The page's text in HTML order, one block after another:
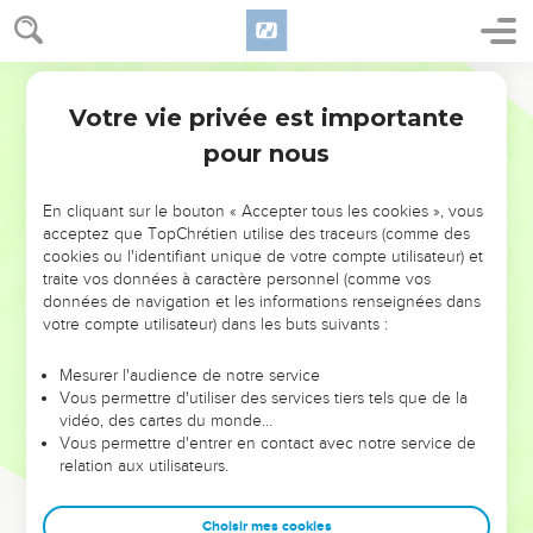
NE MANQUEZ PAS L’ÉVÉNEMENT
DE L’ANNÉE !
ET SI LEURS ERREURS POUVAIENT VOUS ÉVITER LES
VOTRES ?
leur foi ou leur vision. Mais on voit moins les doutes, les erreurs
et les saisons difficiles qu'ils ont traversés, alors même que ce
sont elles qui les ont façonnés.
Dans cette conférence, leaders, entrepreneurs, et responsables
clés pour avancer avec plus de sagesse afin que leurs erreurs
Votre vie privée est importante
pour nous
En cliquant sur le bouton « Accepter tous les cookies », vous
acceptez que TopChrétien utilise des traceurs (comme des
cookies ou l'identifiant unique de votre compte utilisateur) et
traite vos données à caractère personnel (comme vos
données de navigation et les informations renseignées dans
votre compte utilisateur) dans les buts suivants :
Mesurer l'audience de notre service
Vous permettre d'utiliser des services tiers tels que de la
vidéo, des cartes du monde…
Vous permettre d'entrer en contact avec notre service de
relation aux utilisateurs.
Choisir mes cookies